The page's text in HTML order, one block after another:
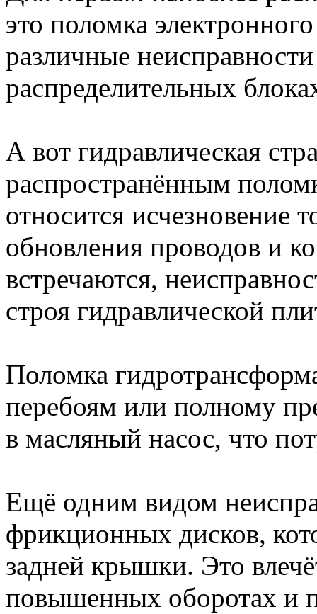
это поломка
различные
распределительных
А вот гидравлическая
распространённым
относится исчезновение
обновления проводов и
встречаются,
строя гидравлической
Поломка
перебоям или полному
в масляный насос, что
Ещё одним видом
фрикционных дисков,
задней крышки. Это
повышенных оборотах и